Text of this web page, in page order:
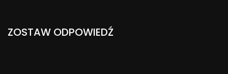
ZOSTAW ODPOWIEDŹ